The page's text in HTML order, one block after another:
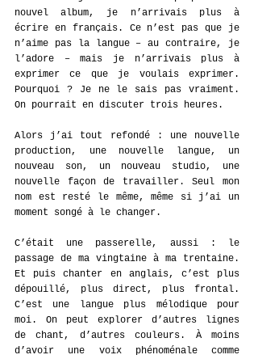
nouvel album, je n’arrivais plus à
écrire en français. Ce n’est pas que je
n’aime pas la langue – au contraire, je
l’adore – mais je n’arrivais plus à
exprimer ce que je voulais exprimer.
Pourquoi ? Je ne le sais pas vraiment.
On pourrait en discuter trois heures.
Alors j’ai tout refondé : une nouvelle
production, une nouvelle langue, un
nouveau son, un nouveau studio, une
nouvelle façon de travailler. Seul mon
nom est resté le même, même si j’ai un
moment songé à le changer.
C’était une passerelle, aussi : le
passage de ma vingtaine à ma trentaine.
Et puis chanter en anglais, c’est plus
dépouillé, plus direct, plus frontal.
C’est une langue plus mélodique pour
moi. On peut explorer d’autres lignes
de chant, d’autres couleurs. À moins
d’avoir une voix phénoménale comme